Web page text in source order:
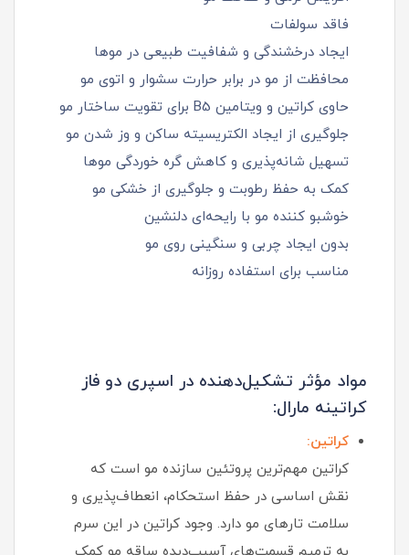
فاقد سولفات
ایجاد درخشندگی و شفافیت طبیعی در موها
محافظت از مو در برابر حرارت سشوار و اتوی مو
حاوی کراتین و ویتامین B5 برای تقویت ساختار مو
جلوگیری از ایجاد الکتریسیته ساکن و وز شدن مو
تسهیل شانه‌پذیری و کاهش گره خوردگی موها
کمک به حفظ رطوبت و جلوگیری از خشکی مو
خوشبو کننده مو با رایحه‌ای دلنشین
بدون ایجاد چربی و سنگینی روی مو
مناسب برای استفاده روزانه
مواد مؤثر تشکیل‌دهنده در اسپری دو فاز
کراتینه مارال:
کراتین:
کراتین مهم‌ترین پروتئین سازنده مو است که
نقش اساسی در حفظ استحکام، انعطاف‌پذیری و
سلامت تارهای مو دارد. وجود کراتین در این سرم